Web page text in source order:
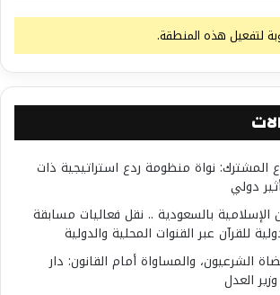
المشترك: نواة منظومة ردع استراتيجية ذات
دولي
الإسلامية بالسعودية .. نقل فعاليات مسابقة
للقرآن عبر القنوات المحلية والدولية
الشرعيون، والمساواة أمام القانون: دار
العدل